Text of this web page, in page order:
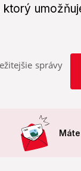
správy